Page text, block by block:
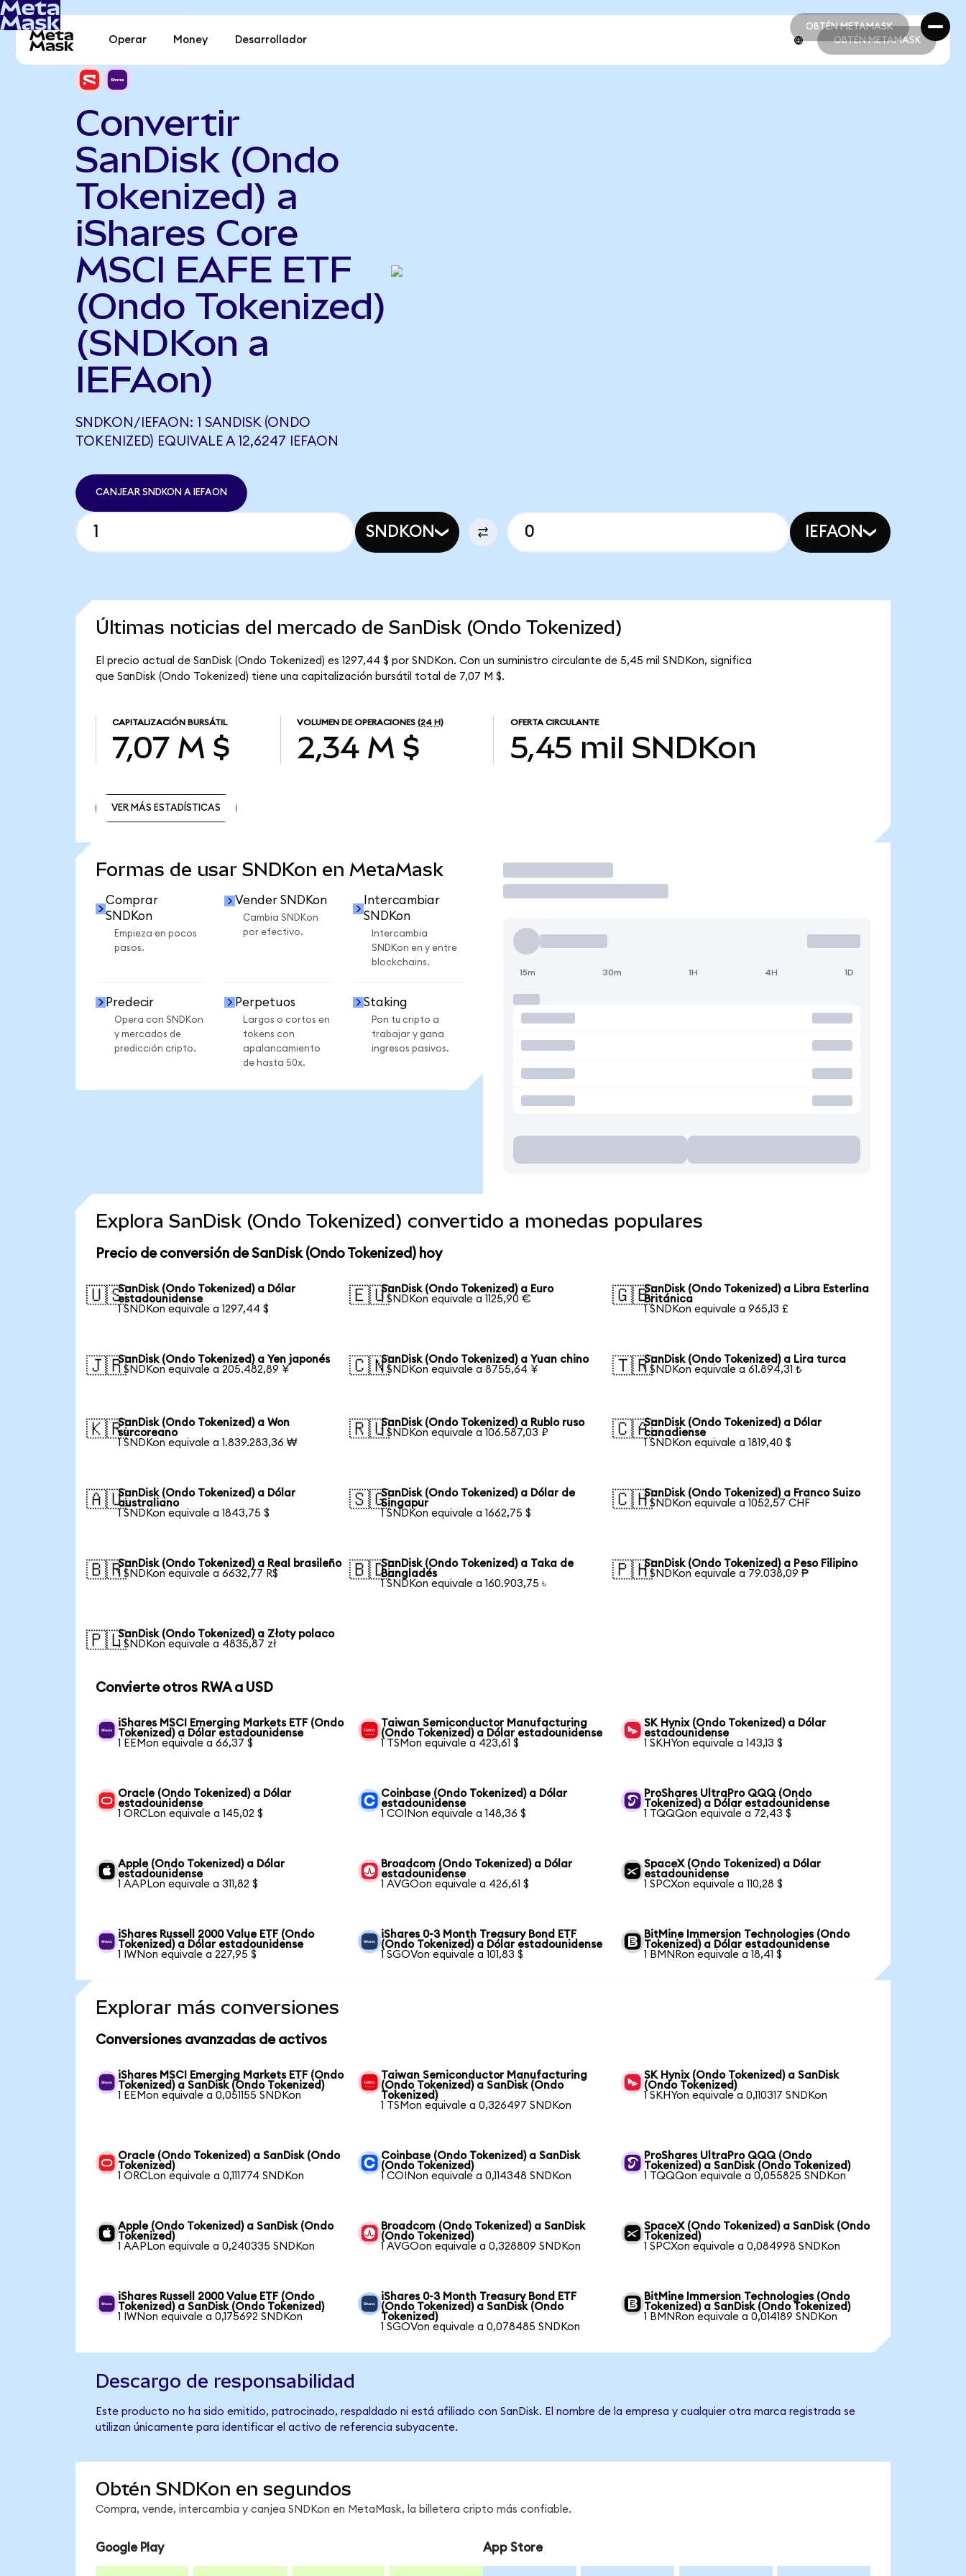
OBTÉN METAMASK
OBTÉN METAMASK
Operar Money Desarrollador OBTÉN METAMASK
Convertir
SanDisk (Ondo
Tokenized) a
iShares Core
MSCI EAFE ETF
(Ondo Tokenized)
(SNDKon a
IEFAon)
SNDKON/IEFAON: 1 SANDISK (ONDO
TOKENIZED) EQUIVALE A 12,6247 IEFAON
CANJEAR SNDKON A IEFAON
SNDKON IEFAON
Últimas noticias del mercado de SanDisk (Ondo Tokenized)
El precio actual de SanDisk (Ondo Tokenized) es 1297,44 $ por SNDKon. Con un suministro circulante de 5,45 mil SNDKon, significa
que SanDisk (Ondo Tokenized) tiene una capitalización bursátil total de 7,07 M $.
CAPITALIZACIÓN BURSÁTIL
7,07 M $
VOLUMEN DE OPERACIONES (24 H)
2,34 M $
OFERTA CIRCULANTE
5,45 mil SNDKon
VER MÁS ESTADÍSTICAS
Formas de usar SNDKon en MetaMask
Comprar
SNDKon
Empieza en pocos
pasos.
Vender SNDKon
Cambia SNDKon
por efectivo.
Intercambiar
SNDKon
Intercambia
SNDKon en y entre
blockchains.
Predecir
Opera con SNDKon
y mercados de
predicción cripto.
Perpetuos
Largos o cortos en
tokens con
apalancamiento
de hasta 50x.
Staking
Pon tu cripto a
trabajar y gana
ingresos pasivos.
Operar
15m 30m 1H 4H 1D
Explora SanDisk (Ondo Tokenized) convertido a monedas populares
Precio de conversión de SanDisk (Ondo Tokenized) hoy
🇺🇸SanDisk (Ondo Tokenized) a Dólar
estadounidense
1 SNDKon equivale a 1297,44 $
🇪🇺SanDisk (Ondo Tokenized) a Euro
1 SNDKon equivale a 1125,90 €
🇬🇧SanDisk (Ondo Tokenized) a Libra Esterlina
Británica
1 SNDKon equivale a 965,13 £
🇯🇵SanDisk (Ondo Tokenized) a Yen japonés
1 SNDKon equivale a 205.482,89 ¥
🇨🇳SanDisk (Ondo Tokenized) a Yuan chino
1 SNDKon equivale a 8755,64 ¥
🇹🇷SanDisk (Ondo Tokenized) a Lira turca
1 SNDKon equivale a 61.894,31 ₺
🇰🇷SanDisk (Ondo Tokenized) a Won
surcoreano
1 SNDKon equivale a 1.839.283,36 ₩
🇷🇺SanDisk (Ondo Tokenized) a Rublo ruso
1 SNDKon equivale a 106.587,03 ₽
🇨🇦SanDisk (Ondo Tokenized) a Dólar
canadiense
1 SNDKon equivale a 1819,40 $
🇦🇺SanDisk (Ondo Tokenized) a Dólar
australiano
1 SNDKon equivale a 1843,75 $
🇸🇬SanDisk (Ondo Tokenized) a Dólar de
Singapur
1 SNDKon equivale a 1662,75 $
🇨🇭SanDisk (Ondo Tokenized) a Franco Suizo
1 SNDKon equivale a 1052,57 CHF
🇧🇷SanDisk (Ondo Tokenized) a Real brasileño
1 SNDKon equivale a 6632,77 R$
🇧🇩SanDisk (Ondo Tokenized) a Taka de
Bangladés
1 SNDKon equivale a 160.903,75 ৳
🇵🇭SanDisk (Ondo Tokenized) a Peso Filipino
1 SNDKon equivale a 79.038,09 ₱
🇵🇱SanDisk (Ondo Tokenized) a Złoty polaco
1 SNDKon equivale a 4835,87 zł
Convierte otros RWA a USD
iShares MSCI Emerging Markets ETF (Ondo
Tokenized) a Dólar estadounidense
1 EEMon equivale a 66,37 $
Taiwan Semiconductor Manufacturing
(Ondo Tokenized) a Dólar estadounidense
1 TSMon equivale a 423,61 $
SK Hynix (Ondo Tokenized) a Dólar
estadounidense
1 SKHYon equivale a 143,13 $
Oracle (Ondo Tokenized) a Dólar
estadounidense
1 ORCLon equivale a 145,02 $
Coinbase (Ondo Tokenized) a Dólar
estadounidense
1 COINon equivale a 148,36 $
ProShares UltraPro QQQ (Ondo
Tokenized) a Dólar estadounidense
1 TQQQon equivale a 72,43 $
Apple (Ondo Tokenized) a Dólar
estadounidense
1 AAPLon equivale a 311,82 $
Broadcom (Ondo Tokenized) a Dólar
estadounidense
1 AVGOon equivale a 426,61 $
SpaceX (Ondo Tokenized) a Dólar
estadounidense
1 SPCXon equivale a 110,28 $
iShares Russell 2000 Value ETF (Ondo
Tokenized) a Dólar estadounidense
1 IWNon equivale a 227,95 $
iShares 0-3 Month Treasury Bond ETF
(Ondo Tokenized) a Dólar estadounidense
1 SGOVon equivale a 101,83 $
BitMine Immersion Technologies (Ondo
Tokenized) a Dólar estadounidense
1 BMNRon equivale a 18,41 $
Explorar más conversiones
Conversiones avanzadas de activos
iShares MSCI Emerging Markets ETF (Ondo
Tokenized) a SanDisk (Ondo Tokenized)
1 EEMon equivale a 0,051155 SNDKon
Taiwan Semiconductor Manufacturing
(Ondo Tokenized) a SanDisk (Ondo
Tokenized)
1 TSMon equivale a 0,326497 SNDKon
SK Hynix (Ondo Tokenized) a SanDisk
(Ondo Tokenized)
1 SKHYon equivale a 0,110317 SNDKon
Oracle (Ondo Tokenized) a SanDisk (Ondo
Tokenized)
1 ORCLon equivale a 0,111774 SNDKon
Coinbase (Ondo Tokenized) a SanDisk
(Ondo Tokenized)
1 COINon equivale a 0,114348 SNDKon
ProShares UltraPro QQQ (Ondo
Tokenized) a SanDisk (Ondo Tokenized)
1 TQQQon equivale a 0,055825 SNDKon
Apple (Ondo Tokenized) a SanDisk (Ondo
Tokenized)
1 AAPLon equivale a 0,240335 SNDKon
Broadcom (Ondo Tokenized) a SanDisk
(Ondo Tokenized)
1 AVGOon equivale a 0,328809 SNDKon
SpaceX (Ondo Tokenized) a SanDisk (Ondo
Tokenized)
1 SPCXon equivale a 0,084998 SNDKon
iShares Russell 2000 Value ETF (Ondo
Tokenized) a SanDisk (Ondo Tokenized)
1 IWNon equivale a 0,175692 SNDKon
iShares 0-3 Month Treasury Bond ETF
(Ondo Tokenized) a SanDisk (Ondo
Tokenized)
1 SGOVon equivale a 0,078485 SNDKon
BitMine Immersion Technologies (Ondo
Tokenized) a SanDisk (Ondo Tokenized)
1 BMNRon equivale a 0,014189 SNDKon
Descargo de responsabilidad
Este producto no ha sido emitido, patrocinado, respaldado ni está afiliado con SanDisk. El nombre de la empresa y cualquier otra marca registrada se
utilizan únicamente para identificar el activo de referencia subyacente.
Obtén SNDKon en segundos
Compra, vende, intercambia y canjea SNDKon en MetaMask, la billetera cripto más confiable.
Google Play App Store